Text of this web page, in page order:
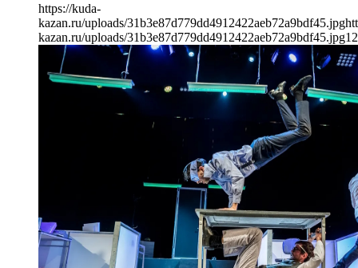
https://kuda-
kazan.ru/uploads/31b3e87d779dd4912422aeb72a9bdf45.jpg
kazan.ru/uploads/31b3e87d779dd4912422aeb72a9bdf45.jpg